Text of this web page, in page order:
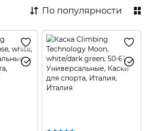
По популярности